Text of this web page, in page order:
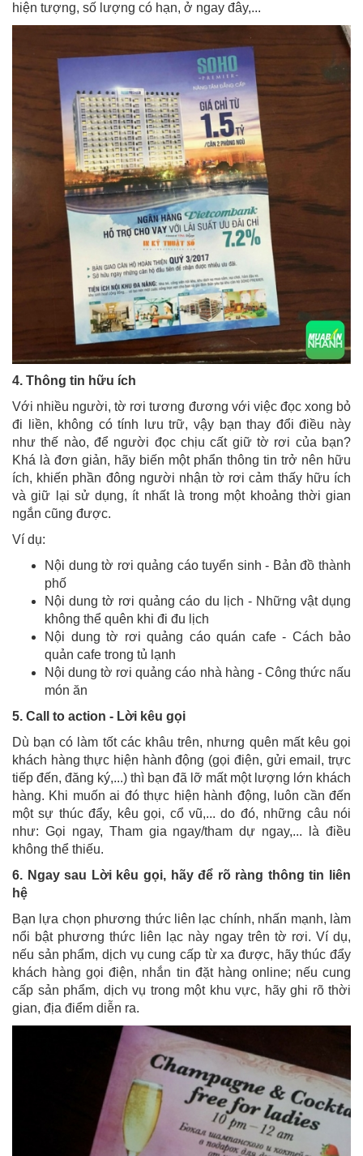
hiện tượng, số lượng có hạn, ở ngay đây,...
4. Thông tin hữu ích
Với nhiều người, tờ rơi tương đương với việc đọc xong bỏ
đi liền, không có tính lưu trữ, vậy bạn thay đổi điều này
như thế nào, để người đọc chịu cất giữ tờ rơi của bạn?
Khá là đơn giản, hãy biến một phẩn thông tin trở nên hữu
ích, khiến phần đông người nhận tờ rơi cảm thấy hữu ích
và giữ lại sử dụng, ít nhất là trong một khoảng thời gian
ngắn cũng được.
Ví dụ:
Nội dung tờ rơi quảng cáo tuyển sinh - Bản đồ thành
phố
Nội dung tờ rơi quảng cáo du lịch - Những vật dụng
không thể quên khi đi đu lịch
Nội dung tờ rơi quảng cáo quán cafe - Cách bảo
quản cafe trong tủ lạnh
Nội dung tờ rơi quảng cáo nhà hàng - Công thức nấu
món ăn
5. Call to action - Lời kêu gọi
Dù bạn có làm tốt các khâu trên, nhưng quên mất kêu gọi
khách hàng thực hiện hành động (gọi điện, gửi email, trực
tiếp đến, đăng ký,...) thì bạn đã lỡ mất một lượng lớn khách
hàng. Khi muốn ai đó thực hiện hành động, luôn cần đến
một sự thúc đẩy, kêu gọi, cổ vũ,... do đó, những câu nói
như: Gọi ngay, Tham gia ngay/tham dự ngay,... là điều
không thể thiếu.
6. Ngay sau Lời kêu gọi, hãy để rõ ràng thông tin liên
hệ
Bạn lựa chọn phương thức liên lạc chính, nhấn mạnh, làm
nổi bật phương thức liên lạc này ngay trên tờ rơi. Ví dụ,
nếu sản phẩm, dịch vụ cung cấp từ xa được, hãy thúc đẩy
khách hàng gọi điện, nhắn tin đặt hàng online; nếu cung
cấp sản phẩm, dịch vụ trong một khu vực, hãy ghi rõ thời
gian, địa điểm diễn ra.